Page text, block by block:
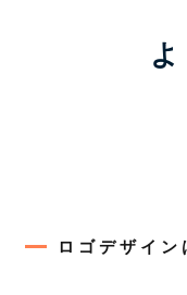
ロゴデザイ